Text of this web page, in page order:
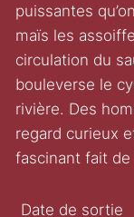
puissantes
maïs les
circulation du
bouleverse le
rivière. Des
regard curieux
fascinant fait
Date de sortie